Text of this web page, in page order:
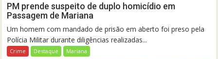
PM prende suspeito de duplo homicídio em
Passagem de Mariana
Um homem com mandado de prisão em aberto foi preso pela
Polícia Militar durante diligências realizadas...
Crime Destaque Mariana